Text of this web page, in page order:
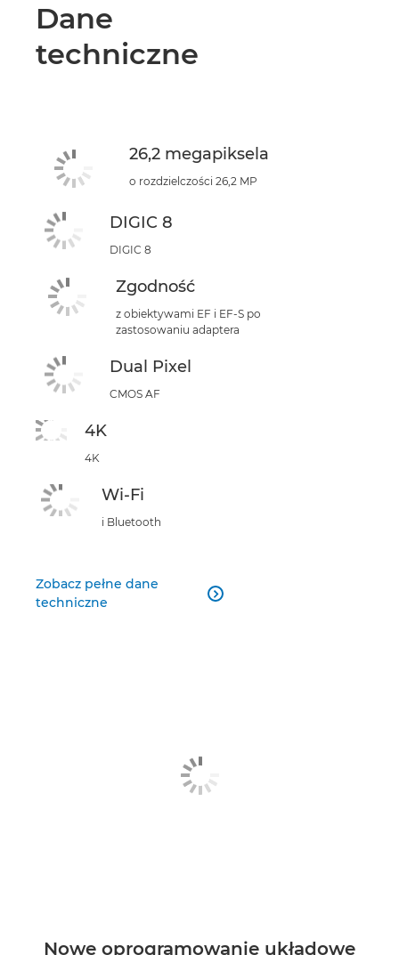
Dane
techniczne
26,2 megapiksela
o rozdzielczości 26,2 MP
DIGIC 8
DIGIC 8
Zgodność
z obiektywami EF i EF-S po
zastosowaniu adaptera
Dual Pixel
CMOS AF
4K
4K
Wi-Fi
i Bluetooth
Zobacz pełne dane
techniczne

Nowe oprogramowanie układowe